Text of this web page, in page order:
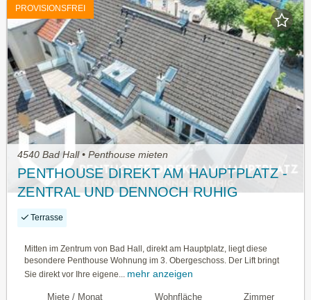
PROVISIONSFREI
4540 Bad Hall • Penthouse mieten
PENTHOUSE DIREKT AM HAUPTPLATZ -
ZENTRAL UND DENNOCH RUHIG
Terrasse
Mitten im Zentrum von Bad Hall, direkt am Hauptplatz, liegt diese
besondere Penthouse Wohnung im 3. Obergeschoss. Der Lift bringt
Sie direkt vor Ihre eigene... mehr anzeigen
Miete / Monat Wohnfläche Zimmer